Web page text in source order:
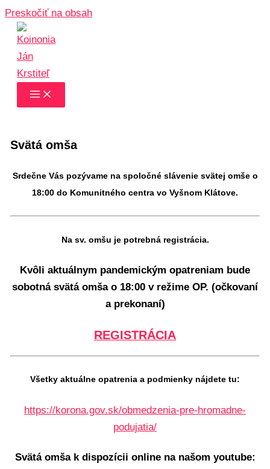
Preskočiť na obsah
Svätá omša
Srdečne Vás pozývame na spoločné slávenie svätej omše o
18:00 do Komunitného centra vo Vyšnom Klátove.
Na sv. omšu je potrebná registrácia.
Kvôli aktuálnym pandemickým opatreniam bude
sobotná svätá omša o 18:00 v režime OP. (očkovaní
a prekonaní)
REGISTRÁCIA
Všetky aktuálne opatrenia a podmienky nájdete tu:
https://korona.gov.sk/obmedzenia-pre-hromadne-
podujatia/
Svätá omša k dispozícii online na našom youtube: